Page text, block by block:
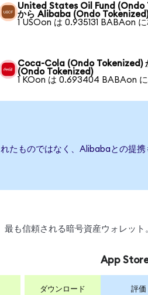
United States Oil Fund (Ondo
から Alibaba (Ondo
1 USOon は 0.935131 BABAon に
Coca-Cola (Ondo Tokenized)
(Ondo Tokenized)
1 KOon は 0.693404 BABAon
たものではなく、Alibabaとの提
も信頼される暗号資産ウォレット
ダウンロード
App
評価